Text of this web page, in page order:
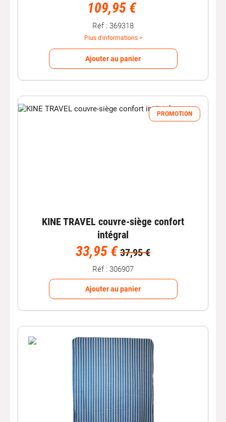
109,95 €
Réf : 369318
Plus d'informations >
Ajouter au panier
PROMOTION
KINE TRAVEL couvre-siège confort
intégral
33,95 € 37,95 €
Réf : 306907
Ajouter au panier